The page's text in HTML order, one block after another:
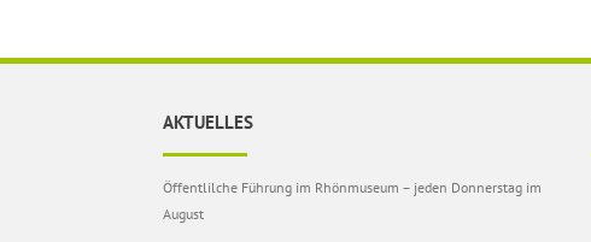
AKTUELLES
Öffentlilche Führung im Rhönmuseum – jeden Donnerstag im
August